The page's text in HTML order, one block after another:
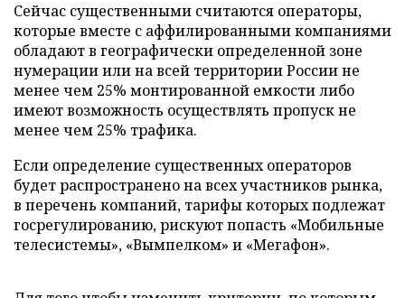
Сейчас существенными считаются операторы,
которые вместе с аффилированными компаниями
обладают в географически определенной зоне
нумерации или на всей территории России не
менее чем 25% монтированной емкости либо
имеют возможность осуществлять пропуск не
менее чем 25% трафика.
Если определение существенных операторов
будет распространено на всех участников рынка,
в перечень компаний, тарифы которых подлежат
госрегулированию, рискуют попасть «Мобильные
телесистемы», «Вымпелком» и «Мегафон».